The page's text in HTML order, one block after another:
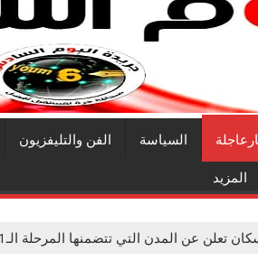
السياسة الفن والتليفزيون
المزيد
تعلن عن المدن التي تتضمنها المرحلة الـ11 من مشروع “بيت الوطن”